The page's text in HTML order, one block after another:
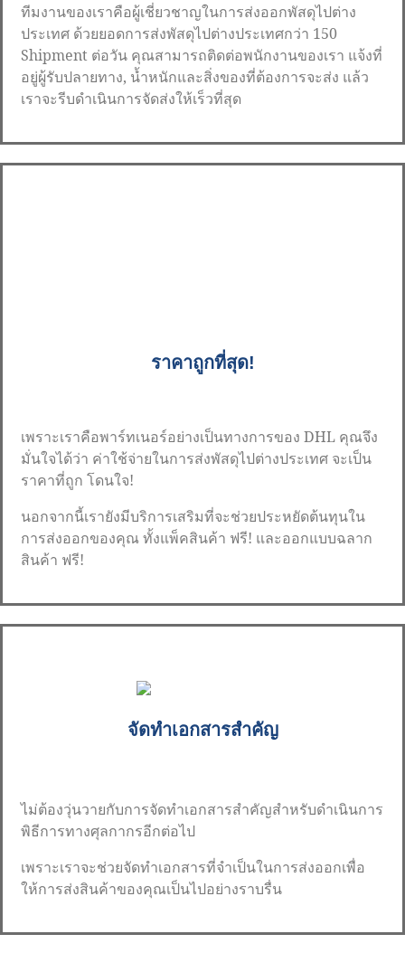
ทีมงานของเราคือผู้เชี่ยวชาญในการส่งออกพัสดุไปต่าง
ประเทศ ด้วยยอดการส่งพัสดุไปต่างประเทศกว่า 150
Shipment ต่อวัน คุณสามารถติดต่อพนักงานของเรา แจ้งที่
อยู่ผู้รับปลายทาง, น้ำหนักและสิ่งของที่ต้องการจะส่ง แล้ว
เราจะรีบดำเนินการจัดส่งให้เร็วที่สุด
ราคาถูกที่สุด!
เพราะเราคือพาร์ทเนอร์อย่างเป็นทางการของ DHL คุณจึง
มั่นใจได้ว่า ค่าใช้จ่ายในการส่งพัสดุไปต่างประเทศ จะเป็น
ราคาที่ถูก โดนใจ!
นอกจากนี้เรายังมีบริการเสริมที่จะช่วยประหยัดต้นทุนใน
การส่งออกของคุณ ทั้งแพ็คสินค้า ฟรี! และออกแบบฉลาก
สินค้า ฟรี!
จัดทำเอกสารสำคัญ
ไม่ต้องวุ่นวายกับการจัดทำเอกสารสำคัญสำหรับดำเนินการ
พิธีการทางศุลกากรอีกต่อไป
เพราะเราจะช่วยจัดทำเอกสารที่จำเป็นในการส่งออกเพื่อ
ให้การส่งสินค้าของคุณเป็นไปอย่างราบรื่น